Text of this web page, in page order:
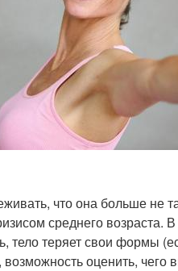
что она больше не
среднего возраста.
теряет свои формы
оценить, чего